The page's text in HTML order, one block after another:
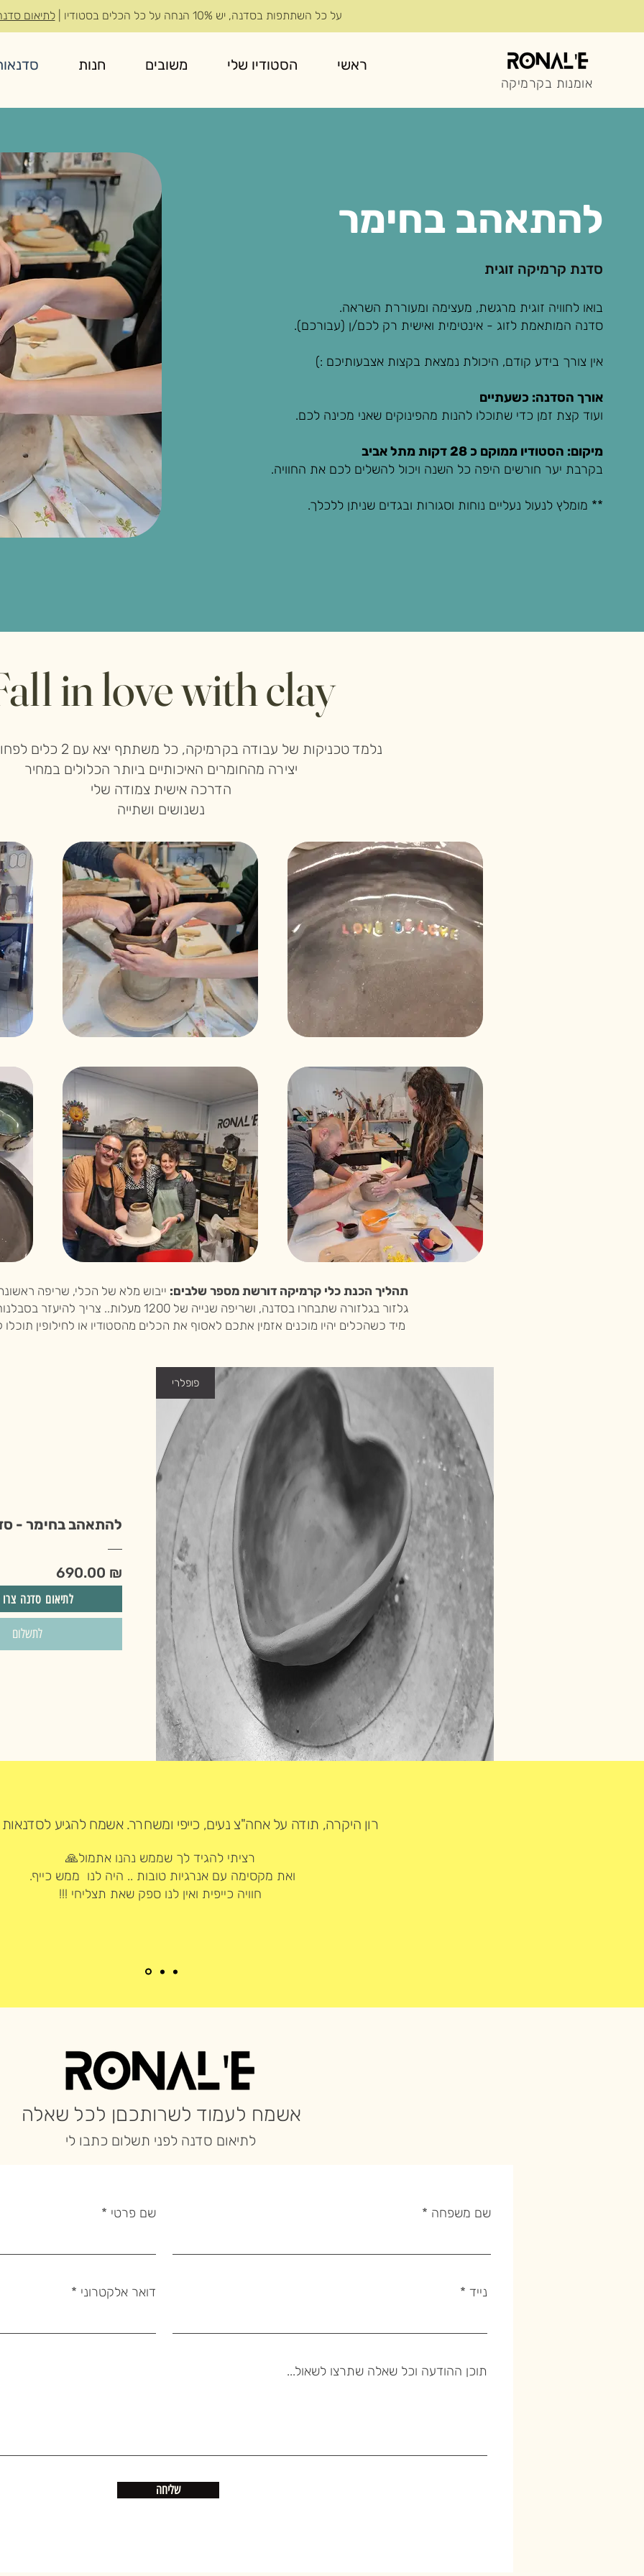
ראשי הסטודיו שלי משובים חנות
אומנות בקרמיקה
על כל השתתפות בסדנה, יש 10% הנחה על כל הכלים בסטודיו | לתיאום
להתאהב בחימר
סדנת קרמיקה זוגית
בואו לחוויה זוגית מרגשת, מעצימה ומעוררת השראה.
סדנה המותאמת לזוג - אינטימית ואישית רק לכם/ן (עבורכם).
אין צורך בידע קודם, היכולת נמצאת בקצות אצבעותיכם :)
אורך הסדנה: כשעתיים
ועוד קצת זמן כדי שתוכלו להנות מהפינוקים שאני מכינה לכם.
מיקום: הסטודיו ממוקם כ 28 דקות מתל אביב
בקרבת יער חורשים היפה כל השנה ויכול להשלים לכם את החוויה.
** מומלץ לנעול נעליים נוחות וסגורות ובגדים שניתן ללכלך.
in love with clay
נלמד טכניקות של עבודה בקרמיקה, כל משתתף יצא עם 2 כלים לפחות (4 לזוג!)
יצירה מהחומרים האיכותיים ביותר הכלולים במחיר
הדרכה אישית צמודה שלי
נשנושים ושתייה
תהליך הכנת כלי קרמיקה דורשת מספר שלבים:
גלזור בגלזורה שתבחרו בסדנה, ושריפה שנייה של 1200 מעלות.. צריך להיעזר בסבלנות.
מיד כשהכלים יהיו מוכנים אזמין אתכם לאסוף את הכלים מהסטודיו או לחילופין
פופלרי
להתאהב בחימר -
690.00 ₪
לתשלום
לתיאום סדנה
רון היקרה, תודה על אחה"צ נעים, כייפי ומשחרר. אשמח להגיע
רציתי להגיד לך שממש נהנו אתמול🙏
ואת מקסימה עם אנרגיות טובות .. היה לנו ממש כייף.
חוויה כייפית ואין לנו ספק שאת תצליחי !!!
אשמח לעמוד לשרותכםן לכל שאלה
לתיאום סדנה לפני תשלום כתבו לי
שם פרטי שם משפחה
דואר אלקטרוני נייד
תוכן ההודעה וכל שאלה שתרצו לשאול...
שליחה